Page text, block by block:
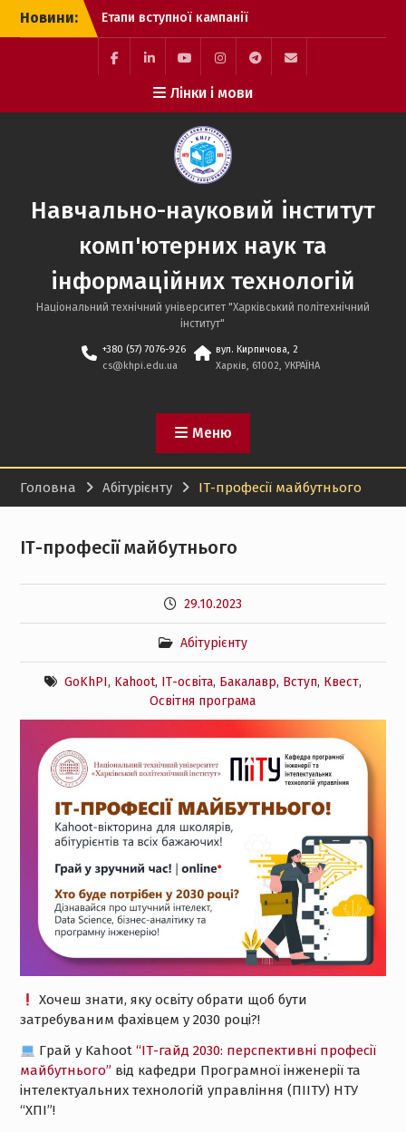
Перейти
Новини:
Етапи вступної кампанії
до магістратури
Вітаємо Вас, Майбутній
Студент ННІ КНІТ!
Виконання вимог до
зарахування
FacebookLinkedInYouTubeInstagramTelegram
Лінки і мови
Навчально-науковий інститут
комп'ютерних наук та
інформаційних технологій
Національний технічний університет "Харківський політехнічний
інститут"
+380 (57) 7076-926
cs@khpi.edu.ua
вул. Кирпичова, 2
Харків, 61002, УКРАЇНА
Меню
Головна Абітурієнту ІТ-професії майбутнього
ІТ-професії майбутнього
29.10.2023
Абітурієнту
GoKhPI, Kahoot, ІТ-освіта, Бакалавр, Вступ, Квест,
Освітня програма
Хочеш знати, яку освіту обрати щоб бути
затребуваним фахівцем у 2030 році?!
Грай у Kahoot “ІТ-гайд 2030: перспективні професії
майбутнього” від кафедри Програмної інженерії та
інтелектуальних технологій управління (ПІІТУ) НТУ
“ХПІ”!